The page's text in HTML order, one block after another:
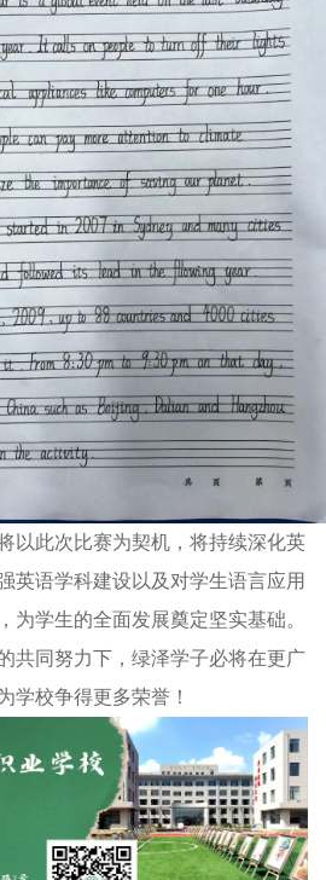
以此次比赛为契机，将持续深化英
英语学科建设以及对学生语言应用
为学生的全面发展奠定坚实基础。
共同努力下，绿泽学子必将在更广
学校争得更多荣誉！